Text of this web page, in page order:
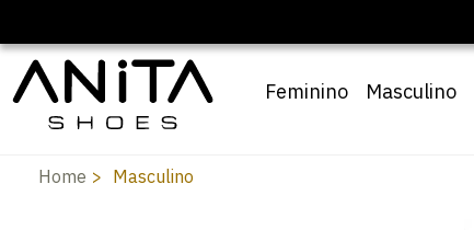
Feminino Masculino
Home Masculino